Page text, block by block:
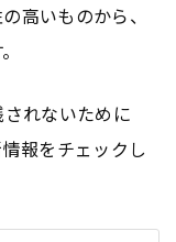
高いものから、
れないために
報をチェックし